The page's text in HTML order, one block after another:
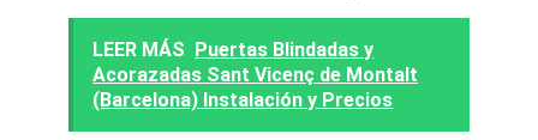
LEER MÁS Puertas Blindadas y
Acorazadas Sant Vicenç de Montalt
(Barcelona) Instalación y Precios